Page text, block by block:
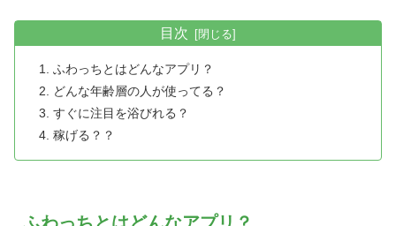
目次
ふわっちとはどんなアプリ？
どんな年齢層の人が使ってる？
すぐに注目を浴びれる？
稼げる？？